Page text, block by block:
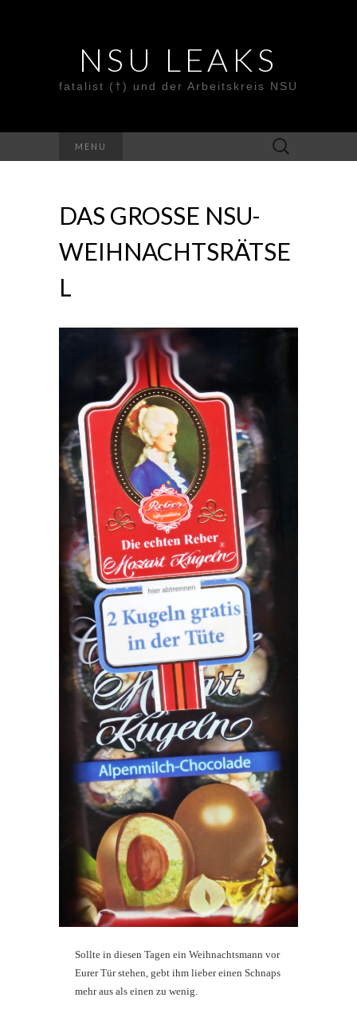
NSU LEAKS
fatalist (†) und der Arbeitskreis NSU
MENU
Suche
nach:
DAS GROSSE NSU-W
EIHNACHTSRÄTSEL
Sollte in diesen Tagen ein Weihnachtsmann vor
Eurer Tür stehen, gebt ihm lieber einen Schnaps
mehr aus als einen zu wenig.